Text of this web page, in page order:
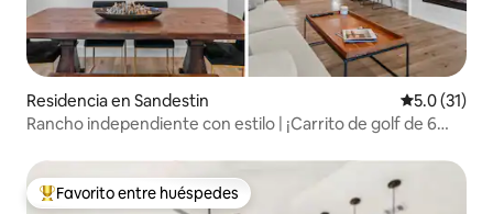
Residencia en Sandestin Calificación
5.0 (31)
Rancho independiente con estilo | ¡Carrito de golf de 6
De los mejores en Favorito entre huéspedes
Favorito entre huéspedes